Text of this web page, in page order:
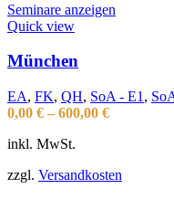
Seminare anzeigen
Quick view
München
EA, FK, QH, SoA - E1 ,
0,00 € – 600,00 €
inkl. MwSt.
zzgl. Versandkosten